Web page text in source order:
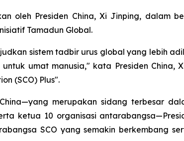
oleh Presiden China, Xi Jinping, dalam
Tamadun Global.
sistem tadbir urus global yang lebih
umat manusia," kata Presiden China,
(SCO) Plus".
merupakan sidang terbesar
ketua 10 organisasi
SCO yang semakin berkembang